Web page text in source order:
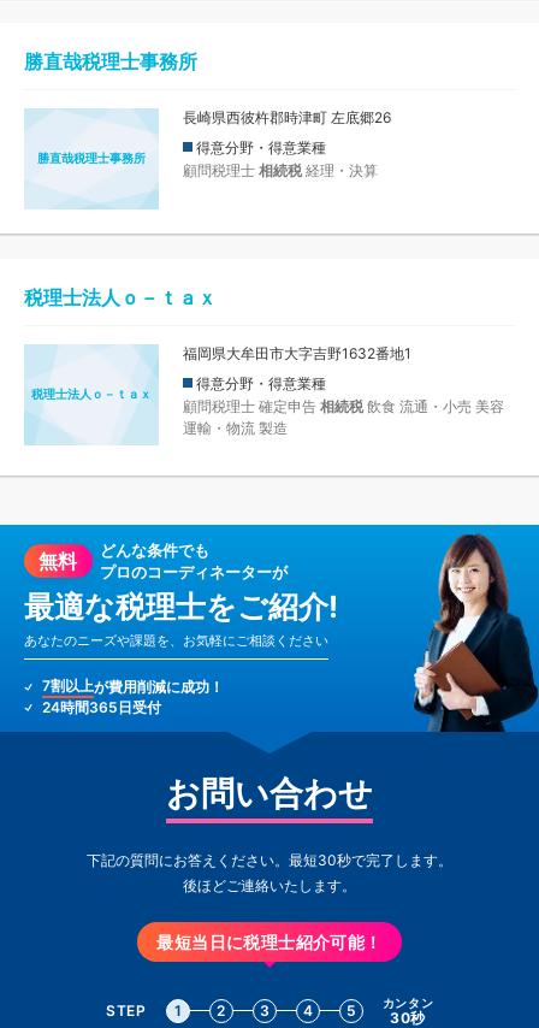
勝直哉税理士事務所
勝直哉税理士事務所
長崎県西彼杵郡時津町 左底郷26
得意分野・得意業種
顧問税理士 相続税 経理・決算
税理士法人ｏ－ｔａｘ
税理士法人ｏ－ｔａｘ
福岡県大牟田市大字吉野1632番地1
得意分野・得意業種
顧問税理士 確定申告 相続税 飲食 流通・小売 美容
運輸・物流 製造
無料
どんな条件でも
プロのコーディネーターが
最適な税理士をご紹介!
あなたのニーズや課題を、お気軽にご相談ください
7割以上が費用削減に成功！
24時間365日受付
お問い合わせ
下記の質問にお答えください。最短30秒で完了します。
後ほどご連絡いたします。
最短当日に税理士紹介可能！
STEP 1 2 3 4 5 カンタン
30秒